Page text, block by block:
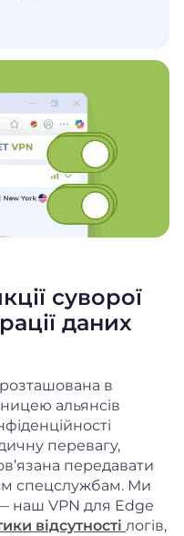
суворої
даних
в
альянсів
перевагу,
передавати
спецслужбам. Ми
наш VPN для Edge
відсутності логів,